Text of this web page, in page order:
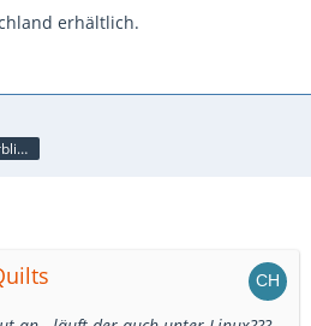
erhältlich.
Mitglieder mit gewerblicher Verbindung, auch als Mitarbeiter/in